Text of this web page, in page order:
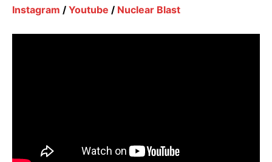
Instagram / Youtube / Nuclear Blast